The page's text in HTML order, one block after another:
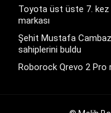
Toyota üst üste 7. kez
markası
Şehit Mustafa Cambaz
sahiplerini buldu
Roborock Qrevo 2